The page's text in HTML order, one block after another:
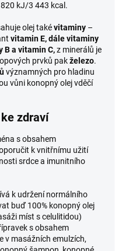
kJ/3 443 kcal.
olej takévitaminy –
vitamin E, dále vitaminy
B a vitamin C,z minerálů je
prvků pakželezo.
významných pro hladinu
vůni konopný olej vděčí
zdraví
s obsahem
k vnitřnímu užití
srdce a imunitního
k udržení normálního
buď 100% konopný olej
míst s celulitidou)
s obsahem
v masážních emulzích,